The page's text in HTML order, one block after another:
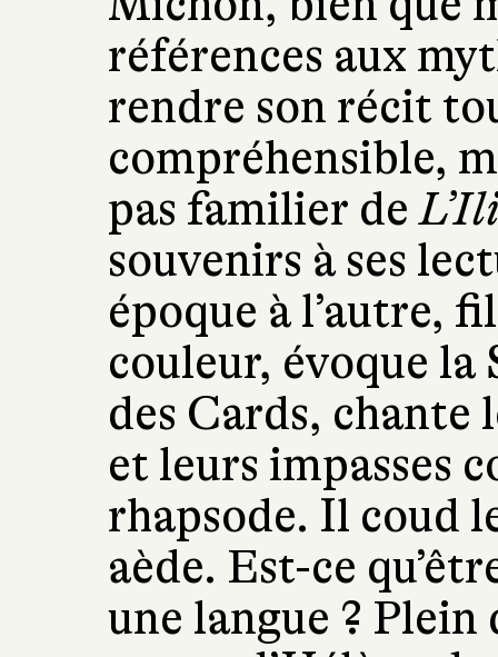
références aux
rendre son récit
compréhensible,
pas familier de
souvenirs à ses
époque à l’autre,
couleur, évoque la
des Cards, chante
et leurs impasses
rhapsode. Il coud
aède. Est-ce
une langue ?